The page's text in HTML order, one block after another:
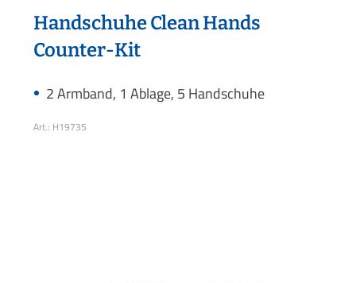
Handschuhe Clean Hands
Counter-Kit
2 Armband, 1 Ablage, 5 Handschuhe
Art.: H19735